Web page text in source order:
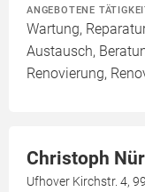
ANGEBOTENE
Wartung,
Austausch,
Renovierung,
Christoph
Ufhover Kirchstr. 4,